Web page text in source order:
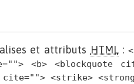
et attributs HTML:
<b> <blockquote
cite=""> <strike>